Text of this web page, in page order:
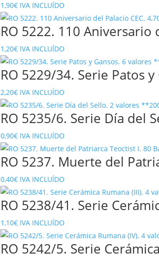
1,90€ IVA INCLUÍDO
RO 5222. 110 Aniversario
1,20€ IVA INCLUÍDO
RO 5229/34. Serie Patos
2,20€ IVA INCLUÍDO
RO 5235/6. Serie Día del
0,90€ IVA INCLUÍDO
RO 5237. Muerte del
0,40€ IVA INCLUÍDO
RO 5238/41. Serie
1,10€ IVA INCLUÍDO
RO 5242/5. Serie